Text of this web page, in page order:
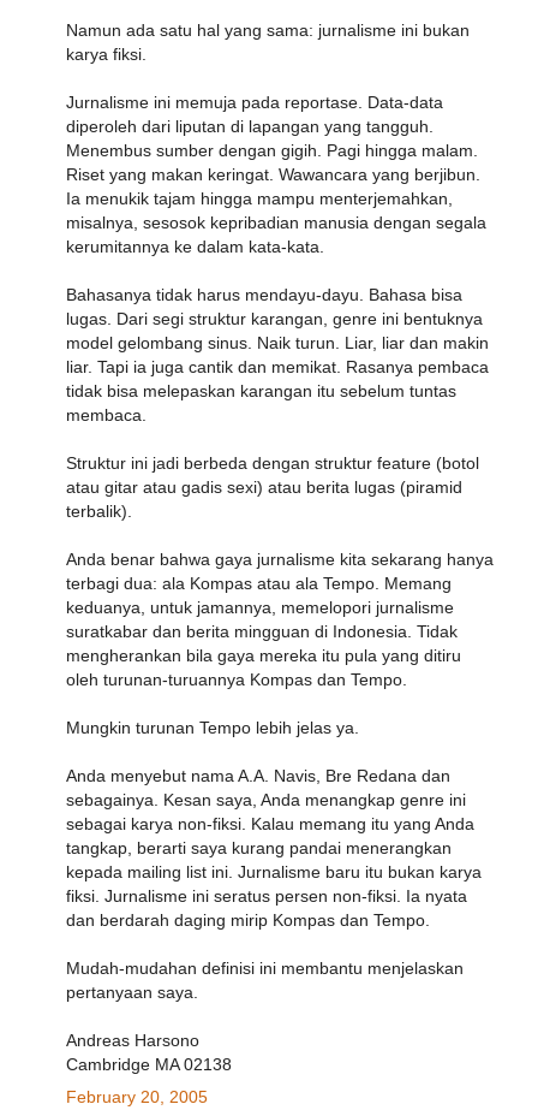
Namun ada satu hal yang sama: jurnalisme ini bukan
karya fiksi.
Jurnalisme ini memuja pada reportase. Data-data
diperoleh dari liputan di lapangan yang tangguh.
Menembus sumber dengan gigih. Pagi hingga malam.
Riset yang makan keringat. Wawancara yang berjibun.
Ia menukik tajam hingga mampu menterjemahkan,
misalnya, sesosok kepribadian manusia dengan segala
kerumitannya ke dalam kata-kata.
Bahasanya tidak harus mendayu-dayu. Bahasa bisa
lugas. Dari segi struktur karangan, genre ini bentuknya
model gelombang sinus. Naik turun. Liar, liar dan makin
liar. Tapi ia juga cantik dan memikat. Rasanya pembaca
tidak bisa melepaskan karangan itu sebelum tuntas
membaca.
Struktur ini jadi berbeda dengan struktur feature (botol
atau gitar atau gadis sexi) atau berita lugas (piramid
terbalik).
Anda benar bahwa gaya jurnalisme kita sekarang hanya
terbagi dua: ala Kompas atau ala Tempo. Memang
keduanya, untuk jamannya, memelopori jurnalisme
suratkabar dan berita mingguan di Indonesia. Tidak
mengherankan bila gaya mereka itu pula yang ditiru
oleh turunan-turuannya Kompas dan Tempo.
Mungkin turunan Tempo lebih jelas ya.
Anda menyebut nama A.A. Navis, Bre Redana dan
sebagainya. Kesan saya, Anda menangkap genre ini
sebagai karya non-fiksi. Kalau memang itu yang Anda
tangkap, berarti saya kurang pandai menerangkan
kepada mailing list ini. Jurnalisme baru itu bukan karya
fiksi. Jurnalisme ini seratus persen non-fiksi. Ia nyata
dan berdarah daging mirip Kompas dan Tempo.
Mudah-mudahan definisi ini membantu menjelaskan
pertanyaan saya.
Andreas Harsono
Cambridge MA 02138
February 20, 2005